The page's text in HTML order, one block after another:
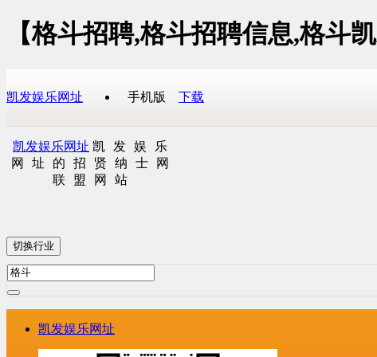
【格斗招聘,格斗招聘信息,格斗
凯发娱乐网址 手机版 下载
凯发娱乐网址 凯发娱乐
网址的招贤纳士网
联盟网站
切换行业
凯发娱乐网址